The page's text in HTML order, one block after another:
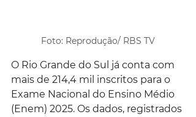
Foto: Reprodução/ RBS TV
O Rio Grande do Sul já conta com
mais de 214,4 mil inscritos para o
Exame Nacional do Ensino Médio
(Enem) 2025. Os dados, registrados